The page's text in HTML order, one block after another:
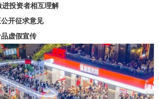
投资者相互理解
开征求意见
虚假宣传